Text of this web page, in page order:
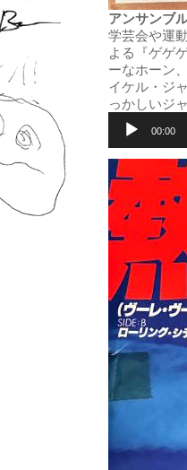
アンサンブ
学芸会や運
よる『ゲゲ
ーなホーン
イケル・ジ
っかしいジ
プ
レ
ー
ヤ
ー
00:00